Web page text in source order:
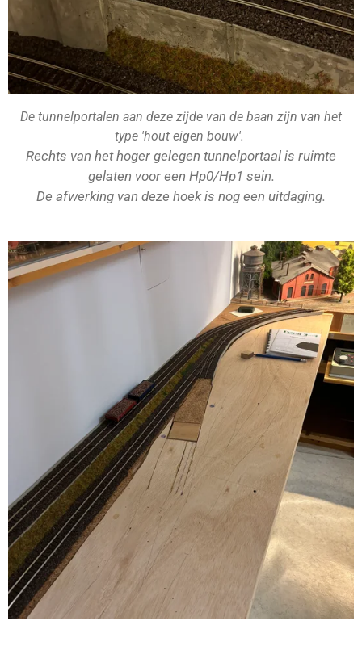
De tunnelportalen aan deze zijde van de baan zijn van het
type 'hout eigen bouw'.
Rechts van het hoger gelegen tunnelportaal is ruimte
gelaten voor een Hp0/Hp1 sein.
De afwerking van deze hoek is nog een uitdaging.